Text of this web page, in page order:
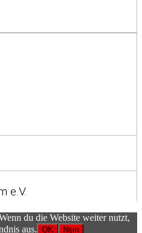
e.V.
du die Website weiter nutzt,
aus. OK Nein